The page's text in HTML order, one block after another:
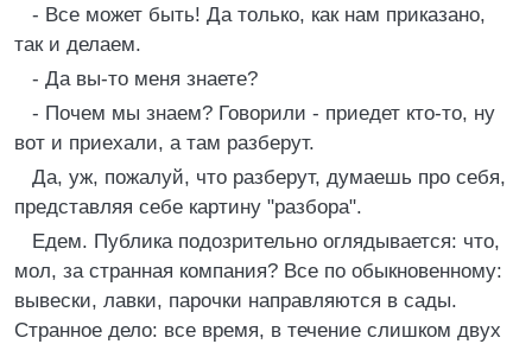
- Все может быть! Да только, как нам приказано,
так и делаем.
- Да вы-то меня знаете?
- Почем мы знаем? Говорили - приедет кто-то, ну
вот и приехали, а там разберут.
Да, уж, пожалуй, что разберут, думаешь про себя,
представляя себе картину "разбора".
Едем. Публика подозрительно оглядывается: что,
мол, за странная компания? Все по обыкновенному:
вывески, лавки, парочки направляются в сады.
Странное дело: все время, в течение слишком двух